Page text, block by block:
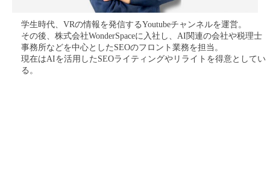
学生時代、VRの情報を発信するYoutubeチャンネルを運営。
その後、株式会社WonderSpaceに入社し、AI関連の会社や税理士
事務所などを中心としたSEOのフロント業務を担当。
現在はAIを活用したSEOライティングやリライトを得意としてい
る。